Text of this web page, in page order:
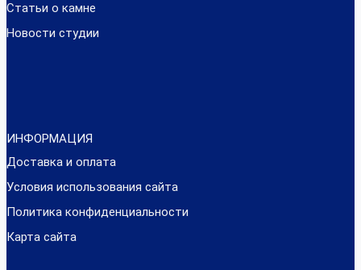
Статьи о камне
Новости студии
ИНФОРМАЦИЯ
Доставка и оплата
Условия использования сайта
Политика конфиденциальности
Карта сайта